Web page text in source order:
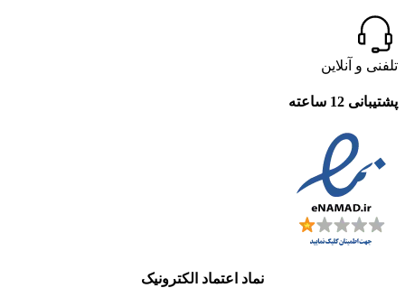
تلفنی و آنلاین
پشتیبانی 12 ساعته
نماد اعتماد الکترونیک